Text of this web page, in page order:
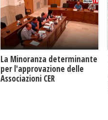
La Minoranza determinante
per l'approvazione delle
Associazioni CER